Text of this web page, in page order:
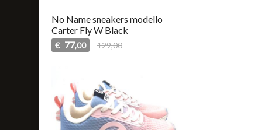
No Name sneakers modello
Carter Fly W Black
€ 77,00 129,00